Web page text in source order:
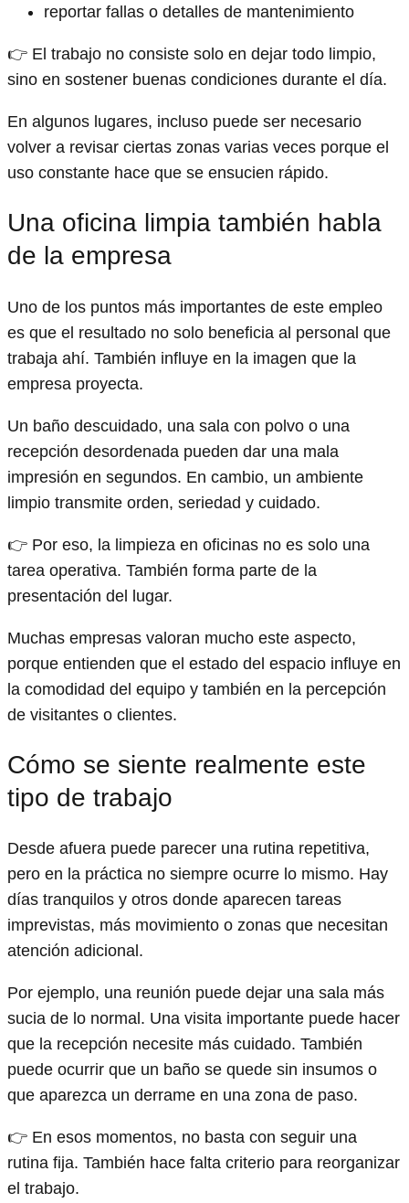
reportar fallas o detalles de mantenimiento
👉 El trabajo no consiste solo en dejar todo limpio,
sino en sostener buenas condiciones durante el día.
En algunos lugares, incluso puede ser necesario
volver a revisar ciertas zonas varias veces porque el
uso constante hace que se ensucien rápido.
Una oficina limpia también habla
de la empresa
Uno de los puntos más importantes de este empleo
es que el resultado no solo beneficia al personal que
trabaja ahí. También influye en la imagen que la
empresa proyecta.
Un baño descuidado, una sala con polvo o una
recepción desordenada pueden dar una mala
impresión en segundos. En cambio, un ambiente
limpio transmite orden, seriedad y cuidado.
👉 Por eso, la limpieza en oficinas no es solo una
tarea operativa. También forma parte de la
presentación del lugar.
Muchas empresas valoran mucho este aspecto,
porque entienden que el estado del espacio influye en
la comodidad del equipo y también en la percepción
de visitantes o clientes.
Cómo se siente realmente este
tipo de trabajo
Desde afuera puede parecer una rutina repetitiva,
pero en la práctica no siempre ocurre lo mismo. Hay
días tranquilos y otros donde aparecen tareas
imprevistas, más movimiento o zonas que necesitan
atención adicional.
Por ejemplo, una reunión puede dejar una sala más
sucia de lo normal. Una visita importante puede hacer
que la recepción necesite más cuidado. También
puede ocurrir que un baño se quede sin insumos o
que aparezca un derrame en una zona de paso.
👉 En esos momentos, no basta con seguir una
rutina fija. También hace falta criterio para reorganizar
el trabajo.